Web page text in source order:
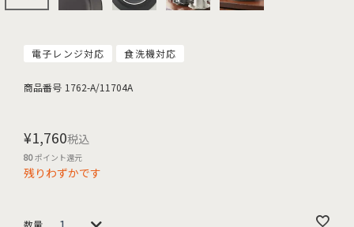
電子レンジ対応 食洗機対応
商品番号 1762-A/11704A
¥1,760税込
80ポイント還元
残りわずかです